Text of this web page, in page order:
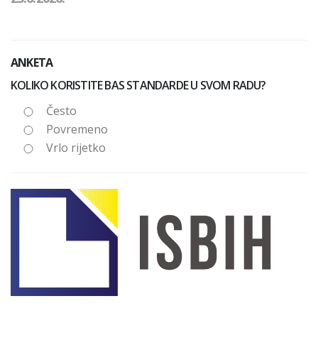
ANKETA
KOLIKO KORISTITE BAS STANDARDE U SVOM RADU?
Često
Povremeno
Vrlo rijetko